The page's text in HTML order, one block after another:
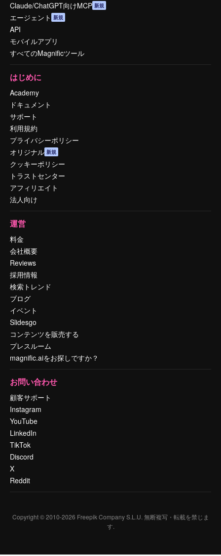
Claude/ChatGPT向けMCP 新規
エージェント 新規
API
モバイルアプリ
すべてのMagnificツール
はじめに
Academy
ドキュメント
サポート
利用規約
プライバシーポリシー
オリジナル 新規
クッキーポリシー
トラストセンター
アフィリエイト
法人向け
運営
料金
会社概要
Reviews
採用情報
検索トレンド
ブログ
イベント
Slidesgo
コンテンツを販売する
プレスルーム
magnific.aiをお探しですか？
お問い合わせ
顧客サポート
Instagram
YouTube
LinkedIn
TikTok
Discord
X
Reddit
Copyright © 2010-2026 Freepik Company S.L.U. 無断複写・転載を禁じま
す.